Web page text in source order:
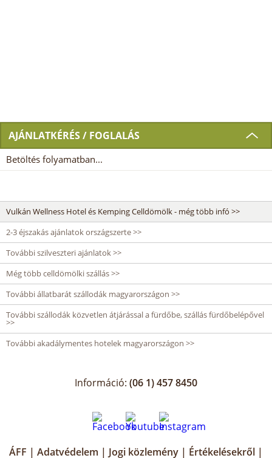
AJÁNLATKÉRÉS / FOGLALÁS
Betöltés folyamatban...
Vulkán Wellness Hotel és Kemping Celldömölk - még több infó >>
2-3 éjszakás ajánlatok országszerte >>
További szilveszteri ajánlatok >>
Még több celldömölki szállás >>
További állatbarát szállodák magyarországon >>
További szállodák közvetlen átjárással a fürdőbe, szállás fürdőbelépővel
>>
További akadálymentes hotelek magyarországon >>
Információ: (06 1) 457 8450
ÁFF | Adatvédelem | Jogi közlemény | Értékelésekről |